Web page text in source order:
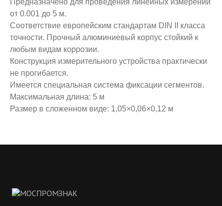
Предназначено для проведения линейных измерений
от 0.001 до 5 м.
Соответствие европейским стандартам DIN II класса
точности. Прочный алюминиевый корпус стойкий к
любым видам коррозии.
Конструкция измерительного устройства практически
не прогибается.
Имеется специальная система фиксации сегментов.
Максимальная длина: 5 м
Размер в сложенном виде: 1,05×0,06×0,12 м